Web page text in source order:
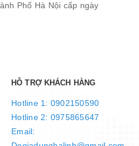
Phố Hà Nội cấp ngày
HỖ TRỢ KHÁCH HÀNG
Hotline 1: 0902150590
Hotline 2: 0975865647
Email: